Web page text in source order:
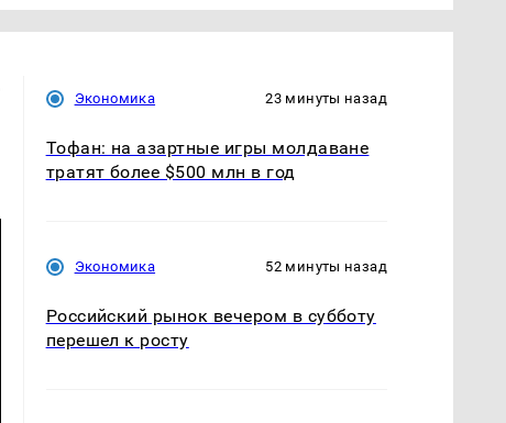
Экономика 23 минуты назад
Тофан: на азартные игры молдаване
тратят более $500 млн в год
Экономика 52 минуты назад
Российский рынок вечером в субботу
перешел к росту